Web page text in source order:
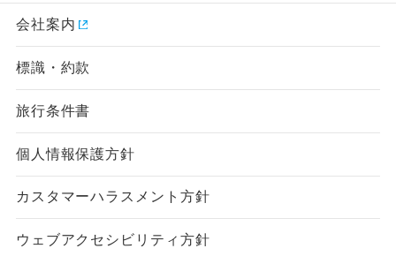
会社案内
標識・約款
旅行条件書
個人情報保護方針
カスタマーハラスメント方針
ウェブアクセシビリティ方針